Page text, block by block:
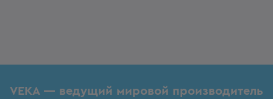
VEKA — ведущий мировой производитель